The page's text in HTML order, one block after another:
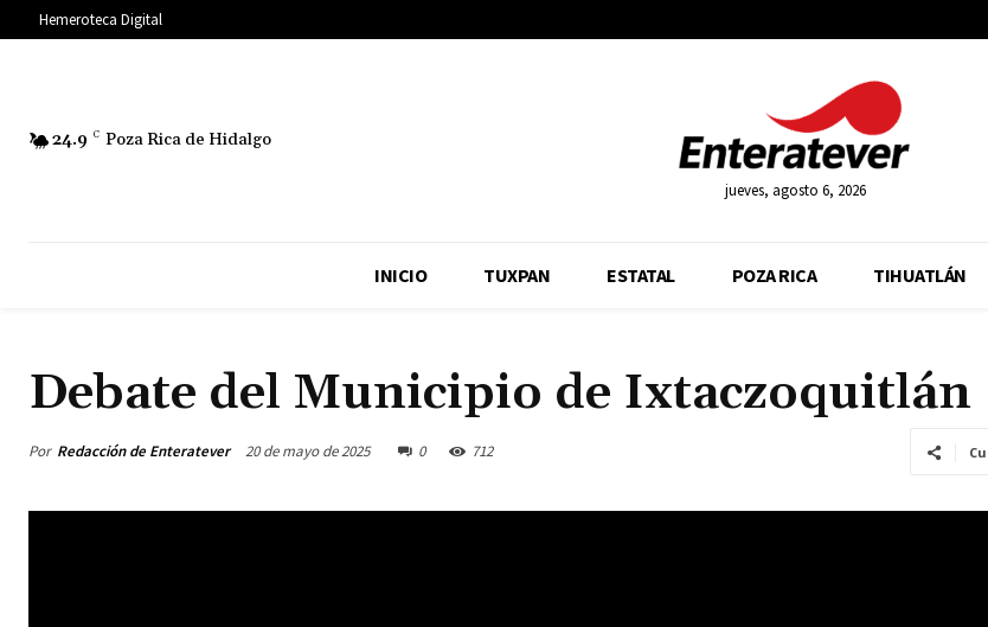
Hemeroteca Digital
24.9 C Poza Rica de Hidalgo
jueves, agosto 6, 2026
INICIO TUXPAN ESTATAL POZA RICA TIHUATLÁN
Debate del Municipio de Ixtaczoquitlán
Por Redacción de Enteratever 20 de mayo de 2025 0 712